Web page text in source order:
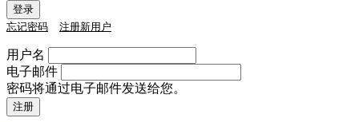
忘记密码 注册新用户
用户名
电子邮件
密码将通过电子邮件发送给您。